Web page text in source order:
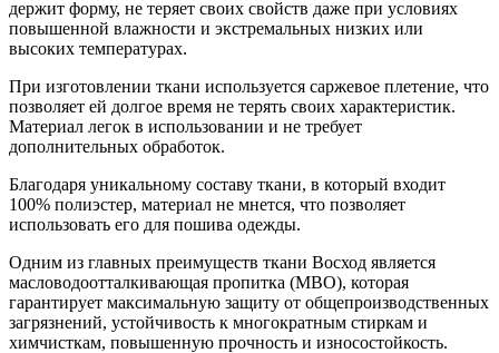
держит форму, не теряет своих свойств даже при условиях
повышенной влажности и экстремальных низких или
высоких температурах.
При изготовлении ткани используется саржевое плетение, что
позволяет ей долгое время не терять своих характеристик.
Материал легок в использовании и не требует
дополнительных обработок.
Благодаря уникальному составу ткани, в который входит
100% полиэстер, материал не мнется, что позволяет
использовать его для пошива одежды.
Одним из главных преимуществ ткани Восход является
масловодоотталкивающая пропитка (МВО), которая
гарантирует максимальную защиту от общепроизводственных
загрязнений, устойчивость к многократным стиркам и
химчисткам, повышенную прочность и износостойкость.